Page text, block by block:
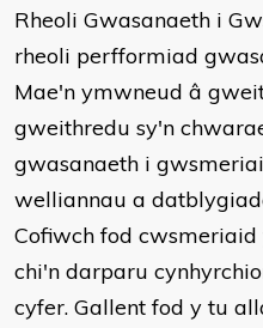
Rheoli Gwasanaeth i
rheoli perfformiad
Mae'n ymwneud â
gweithredu sy'n
gwasanaeth i
welliannau a
Cofiwch fod
chi'n darparu
cyfer. Gallent fod y tu